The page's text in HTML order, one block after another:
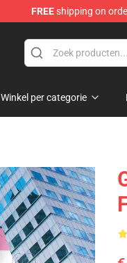
FREEshipping on
Winkel per categorie